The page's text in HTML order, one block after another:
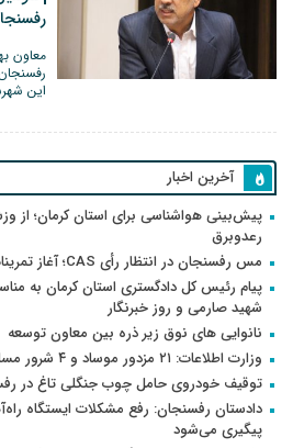
معاون
این
آخرین اخبار
پیش‌بینی هواشناسی برای استان کرمان؛ از
رعدوبرق
مس رفسنجان در انتظار رأی CAS؛ آغاز تمرینات از هفته آینده
شهید صارمی و روز خبرنگار
نانوایی های نوق زیر ذره بین معاون توسعه
وزارت اطلاعات: ۲۱ مزدور موساد و ۴ شرور مسلح در کرمان بازداشت شدند
توقیف خودروی حامل چوب جنگلی تاغ در
دادستان رفسنجان: رفع مشکلات ایستگاه
پیگیری می‌شود